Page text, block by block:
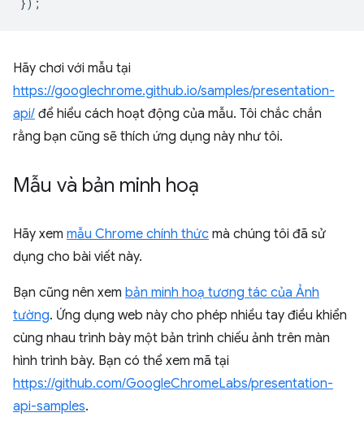
});
Hãy chơi với mẫu tại
https://googlechrome.github.io/samples/presentation-
api/ để hiểu cách hoạt động của mẫu. Tôi chắc chắn
rằng bạn cũng sẽ thích ứng dụng này như tôi.
Mẫu và bản minh hoạ
Hãy xem mẫu Chrome chính thức mà chúng tôi đã sử
dụng cho bài viết này.
Bạn cũng nên xem bản minh hoạ tương tác của Ảnh
tường. Ứng dụng web này cho phép nhiều tay điều khiển
cùng nhau trình bày một bản trình chiếu ảnh trên màn
hình trình bày. Bạn có thể xem mã tại
https://github.com/GoogleChromeLabs/presentation-
api-samples.